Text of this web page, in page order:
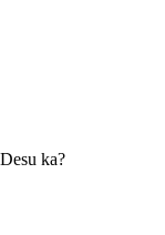
ka?